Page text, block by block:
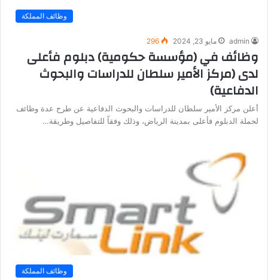
وظائف المملكة
admin مايو 23, 2024 296
وظائف في (مؤسسة حكومية) دبلوم فأعلى
لدى (مركز الأمير سلطان للدراسات والبحوث
الدفاعية)
أعلن مركز الأمير سلطان للدراسات والبحوث الدفاعية عن طرح عدة وظائف
لحملة الدبلوم فأعلى بمدينة الرياض، وذلك وفقاً للتفاصيل وطريقة…
وظائف المملكة